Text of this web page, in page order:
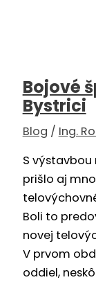
Bojové
Bystrici
Blog / Ing.
S výstavbou
prišlo aj
Boli to
novej
V prvom
oddiel,